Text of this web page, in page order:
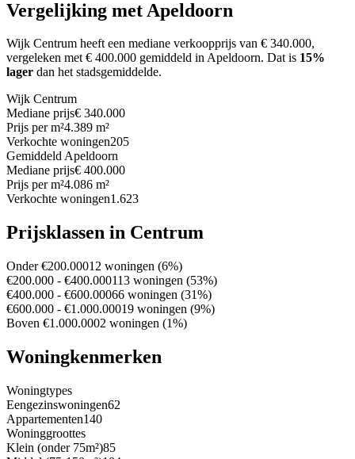
Vergelijking met Apeldoorn
Wijk Centrum heeft een mediane verkoopprijs van € 340.000,
vergeleken met € 400.000 gemiddeld in Apeldoorn. Dat is 15%
lager dan het stadsgemiddelde.
Wijk Centrum
Mediane prijs€ 340.000
Prijs per m²4.389 m²
Verkochte woningen205
Gemiddeld Apeldoorn
Mediane prijs€ 400.000
Prijs per m²4.086 m²
Verkochte woningen1.623
Prijsklassen in Centrum
Onder €200.00012 woningen (6%)
€200.000 - €400.000113 woningen (53%)
€400.000 - €600.00066 woningen (31%)
€600.000 - €1.000.00019 woningen (9%)
Boven €1.000.0002 woningen (1%)
Woningkenmerken
Woningtypes
Eengezinswoningen62
Appartementen140
Woninggroottes
Klein (onder 75m²)85